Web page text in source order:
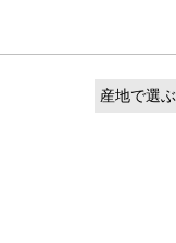
産地で選ぶ